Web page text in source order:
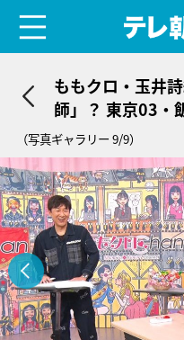
ももクロ・玉井
師」？ 東京03・
ソードを明かす
（写真ギャラリー 9/9）